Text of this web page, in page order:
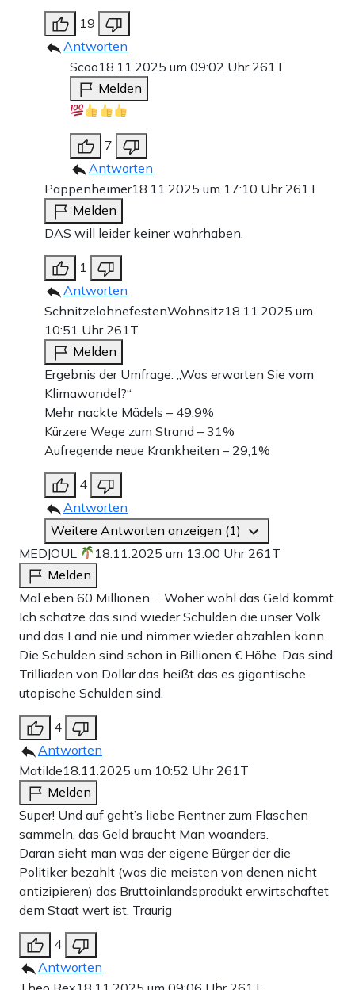
19
Antworten
Scoo18.11.2025 um 09:02 Uhr 261T
Melden
7
Antworten
Pappenheimer18.11.2025 um 17:10 Uhr 261T
Melden
DAS will leider keiner wahrhaben.
1
Antworten
SchnitzelohnefestenWohnsitz18.11.2025 um
10:51 Uhr 261T
Melden
Ergebnis der Umfrage: „Was erwarten Sie vom
Klimawandel?“
Mehr nackte Mädels – 49,9%
Kürzere Wege zum Strand – 31%
Aufregende neue Krankheiten – 29,1%
4
Antworten
Weitere Antworten anzeigen (1)
MEDJOUL
18.11.2025 um 13:00 Uhr 261T
Melden
Mal eben 60 Millionen…. Woher wohl das Geld kommt.
Ich schätze das sind wieder Schulden die unser Volk
und das Land nie und nimmer wieder abzahlen kann.
Die Schulden sind schon in Billionen € Höhe. Das sind
Trilliaden von Dollar das heißt das es gigantische
utopische Schulden sind.
4
Antworten
Matilde18.11.2025 um 10:52 Uhr 261T
Melden
Super! Und auf geht’s liebe Rentner zum Flaschen
sammeln, das Geld braucht Man woanders.
Daran sieht man was der eigene Bürger der die
Politiker bezahlt (was die meisten von denen nicht
antizipieren) das Bruttoinlandsprodukt erwirtschaftet
dem Staat wert ist. Traurig
4
Antworten